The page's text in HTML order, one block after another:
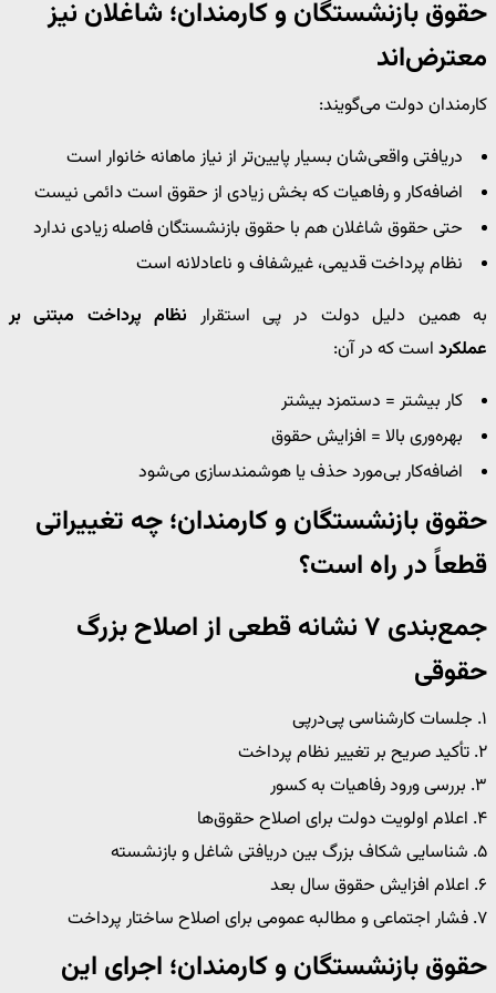
حقوق بازنشستگان و کارمندان؛ شاغلان نیز
معترض‌اند
کارمندان دولت می‌گویند:
دریافتی واقعی‌شان بسیار پایین‌تر از نیاز ماهانه خانوار است
اضافه‌کار و رفاهیات که بخش زیادی از حقوق است دائمی نیست
حتی حقوق شاغلان هم با حقوق بازنشستگان فاصله زیادی ندارد
نظام پرداخت قدیمی، غیرشفاف و ناعادلانه است
به همین دلیل دولت در پی استقرار نظام پرداخت مبتنی بر
عملکرد است که در آن:
کار بیشتر = دستمزد بیشتر
بهره‌وری بالا = افزایش حقوق
اضافه‌کار بی‌مورد حذف یا هوشمندسازی می‌شود
حقوق بازنشستگان و کارمندان؛ چه تغییراتی
قطعاً در راه است؟
جمع‌بندی ۷ نشانه قطعی از اصلاح بزرگ
حقوقی
۱. جلسات کارشناسی پی‌درپی
۲. تأکید صریح بر تغییر نظام پرداخت
۳. بررسی ورود رفاهیات به کسور
۴. اعلام اولویت دولت برای اصلاح حقوق‌ها
۵. شناسایی شکاف بزرگ بین دریافتی شاغل و بازنشسته
۶. اعلام افزایش حقوق سال بعد
۷. فشار اجتماعی و مطالبه عمومی برای اصلاح ساختار پرداخت
حقوق بازنشستگان و کارمندان؛ اجرای این